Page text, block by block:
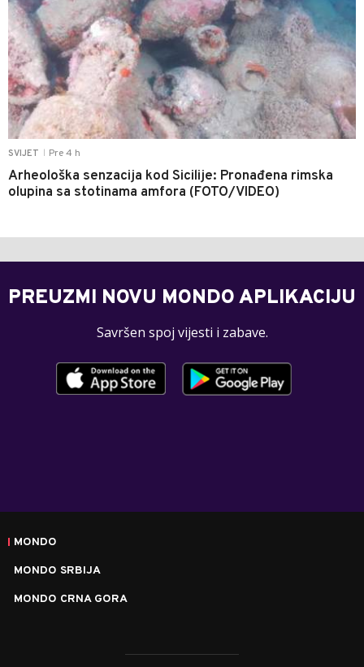
SVIJET Pre 4 h
Arheološka senzacija kod Sicilije: Pronađena rimska
olupina sa stotinama amfora (FOTO/VIDEO)
PREUZMI NOVU MONDO APLIKACIJU
Savršen spoj vijesti i zabave.
MONDO
MONDO SRBIJA
MONDO CRNA GORA